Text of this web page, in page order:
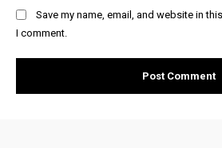
Save my name, email, and website in
I comment.